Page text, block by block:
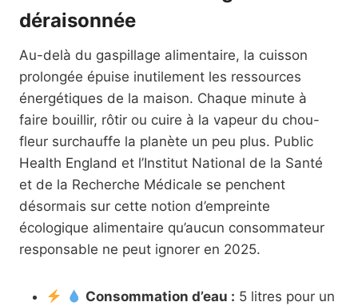
déraisonnée
Au-delà du gaspillage alimentaire, la cuisson
prolongée épuise inutilement les ressources
énergétiques de la maison. Chaque minute à
faire bouillir, rôtir ou cuire à la vapeur du chou-
fleur surchauffe la planète un peu plus. Public
Health England et l’Institut National de la Santé
et de la Recherche Médicale se penchent
désormais sur cette notion d’empreinte
écologique alimentaire qu’aucun consommateur
responsable ne peut ignorer en 2025.
Consommation d’eau : 5 litres pour un